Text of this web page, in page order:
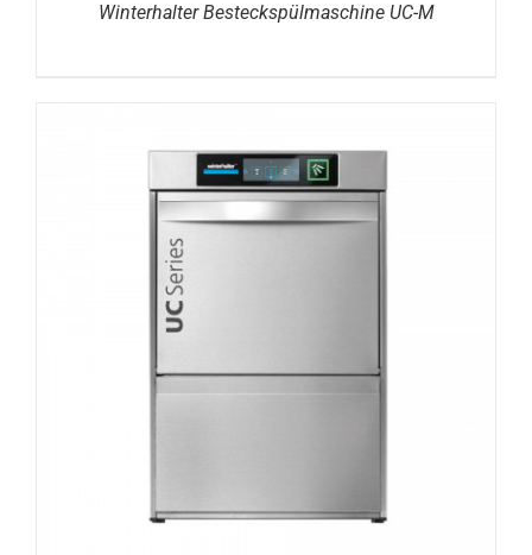
Winterhalter Besteckspülmaschine UC-M